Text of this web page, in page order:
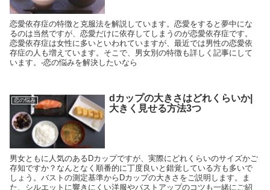
恋愛依存症の特徴と克服法を解説しています。恋愛をすると夢中にな
るのは当然ですが、恋愛だけに依存してしまうのが恋愛依存症です。
恋愛依存症は女性に多いといわれていますが、最近では男性の恋愛依
存症の人も増えています。そこで、男女別の特徴も詳しく記事にして
います。-恋の悩みを解決したいなら
恋の悩み
dカップの大きさはどれくらいか|
大きく見せる方法3つ
男女ともに人気のあるDカップですが、実際にどれくらいのサイズかご
存知ですか？なんとなく順番的に丁度良いと錯覚している方も多いで
しょう。バストの測定基準からDカップの大きさをご説明します。ま
た、シルエットに響きにくい洋服やバストアップのコツも一緒にご紹